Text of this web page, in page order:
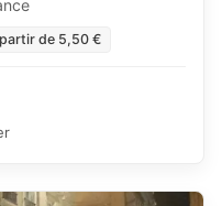
de 5,50 €